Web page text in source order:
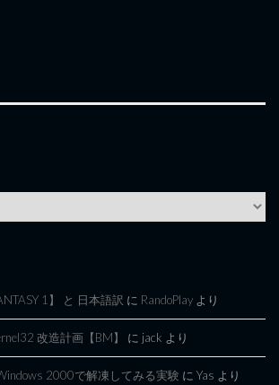
1】 と 日本語訳 に RandoPlay より
改造計画【BM】 に jack より
2000で解凍してみる実験 に Yas より